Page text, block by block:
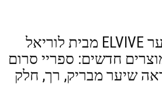
מותג טיפוח השיער ELVIVE מבית לוריאל
חדשים: ספריי סרום
שיער מבריק, רך, חלק